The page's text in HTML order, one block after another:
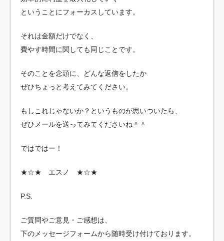
ということにフォーカスしています。
それは金額だけでなく、
費やす時間に関しても同じことです。
そのことを念頭に、どんな返信をしたか
ぜひちょっと考えてみてください。
もしこれじゃないか？というものが思いついたら、
ぜひメールを送ってみてくださいね＾＾
ではではー！
★☆★ エスノ ★☆★
P.S.
ご質問やご意見・ご感想は、
下のメッセージフォームから随時受け付けております。